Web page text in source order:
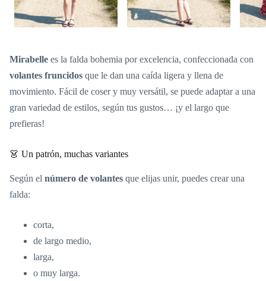
Mirabelle es la falda bohemia por excelencia, confeccionada con
volantes fruncidos que le dan una caída ligera y llena de
movimiento. Fácil de coser y muy versátil, se puede adaptar a una
gran variedad de estilos, según tus gustos… ¡y el largo que
prefieras!
👗 Un patrón, muchas variantes
Según el número de volantes que elijas unir, puedes crear una
falda:
corta,
de largo medio,
larga,
o muy larga.